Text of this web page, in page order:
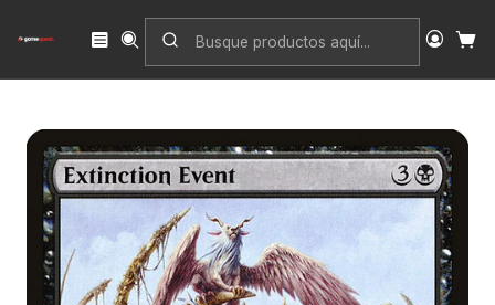
Inicio Singles
Ikoria: Lair of Behemoths
Extinction Event | Español | NM | IKO